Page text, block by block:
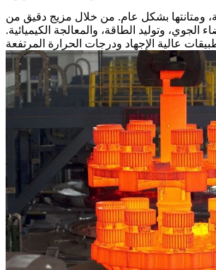
ومتانتها بشكل عام. من خلال مزيج دقيق من
وتوليد الطاقة، والمعالجة الكيميائية.